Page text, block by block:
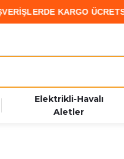
ÜCRETSİZ • PARAF
Elektrikli-Havalı
Aletler